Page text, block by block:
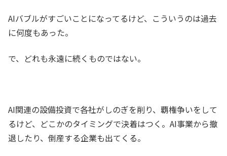
AIバブルがすごいことになってるけど、こういうのは過去
に何度もあった。
で、どれも永遠に続くものではない。
AI関連の設備投資で各社がしのぎを削り、覇権争いをして
るけど、どこかのタイミングで決着はつく。AI事業から撤
退したり、倒産する企業も出てくる。